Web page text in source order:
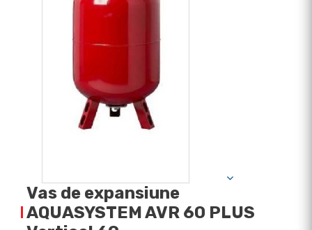
Vas de expansiune
AQUASYSTEM AVR 60 PLUS